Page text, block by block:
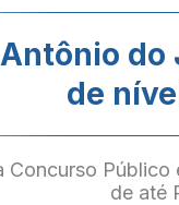
do
de
Concurso
de até